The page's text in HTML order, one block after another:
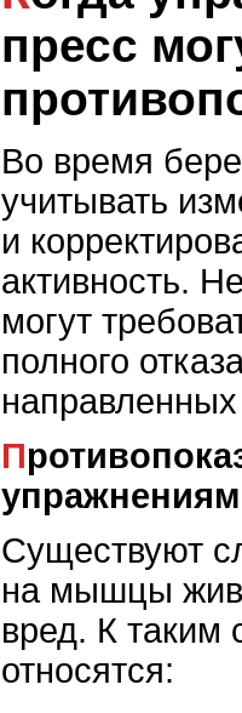
пресс
Во время
учитывать
и
активность.
могут
полного
Противопоказания к
Существуют
на мышцы
вред. К таким
относятся: